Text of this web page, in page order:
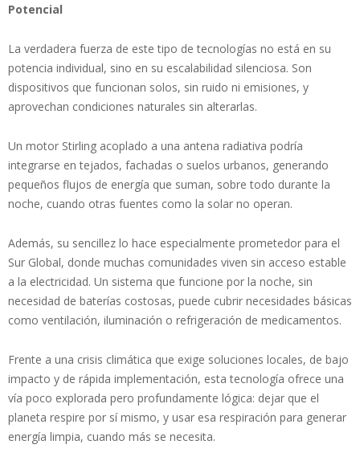
Potencial
La verdadera fuerza de este tipo de tecnologías no está en su
potencia individual, sino en su escalabilidad silenciosa. Son
dispositivos que funcionan solos, sin ruido ni emisiones, y
aprovechan condiciones naturales sin alterarlas.
Un motor Stirling acoplado a una antena radiativa podría
integrarse en tejados, fachadas o suelos urbanos, generando
pequeños flujos de energía que suman, sobre todo durante la
noche, cuando otras fuentes como la solar no operan.
Además, su sencillez lo hace especialmente prometedor para el
Sur Global, donde muchas comunidades viven sin acceso estable
a la electricidad. Un sistema que funcione por la noche, sin
necesidad de baterías costosas, puede cubrir necesidades básicas
como ventilación, iluminación o refrigeración de medicamentos.
Frente a una crisis climática que exige soluciones locales, de bajo
impacto y de rápida implementación, esta tecnología ofrece una
vía poco explorada pero profundamente lógica: dejar que el
planeta respire por sí mismo, y usar esa respiración para generar
energía limpia, cuando más se necesita.